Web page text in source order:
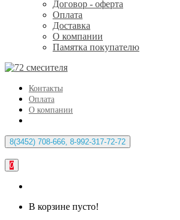
Договор - оферта
Оплата
Доставка
О компании
Памятка покупателю
Контакты
Оплата
О компании
8(3452) 708-666, 8-992-317-72-72
0
В корзине пусто!